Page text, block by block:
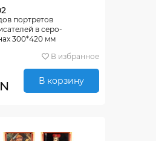
портретов
в серо-
300*420 мм
В избранное
В корзину